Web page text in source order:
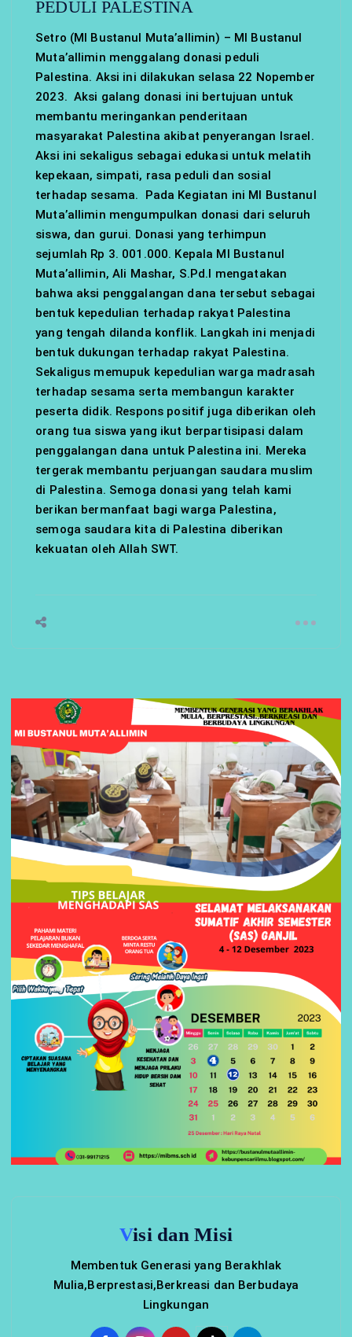
PEDULI PALESTINA
Setro (MI Bustanul Muta’allimin) – MI Bustanul
Muta’allimin menggalang donasi peduli
Palestina. Aksi ini dilakukan selasa 22 Nopember
2023. Aksi galang donasi ini bertujuan untuk
membantu meringankan penderitaan
masyarakat Palestina akibat penyerangan Israel.
Aksi ini sekaligus sebagai edukasi untuk melatih
kepekaan, simpati, rasa peduli dan sosial
terhadap sesama. Pada Kegiatan ini MI Bustanul
Muta’allimin mengumpulkan donasi dari seluruh
siswa, dan gurui. Donasi yang terhimpun
sejumlah Rp 3. 001.000. Kepala MI Bustanul
Muta’allimin, Ali Mashar, S.Pd.I mengatakan
bahwa aksi penggalangan dana tersebut sebagai
bentuk kepedulian terhadap rakyat Palestina
yang tengah dilanda konflik. Langkah ini menjadi
bentuk dukungan terhadap rakyat Palestina.
Sekaligus memupuk kepedulian warga madrasah
terhadap sesama serta membangun karakter
peserta didik. Respons positif juga diberikan oleh
orang tua siswa yang ikut berpartisipasi dalam
penggalangan dana untuk Palestina ini. Mereka
tergerak membantu perjuangan saudara muslim
di Palestina. Semoga donasi yang telah kami
berikan bermanfaat bagi warga Palestina,
semoga saudara kita di Palestina diberikan
kekuatan oleh Allah SWT.
Visi dan Misi
Membentuk Generasi yang Berakhlak
Mulia,Berprestasi,Berkreasi dan Berbudaya
Lingkungan